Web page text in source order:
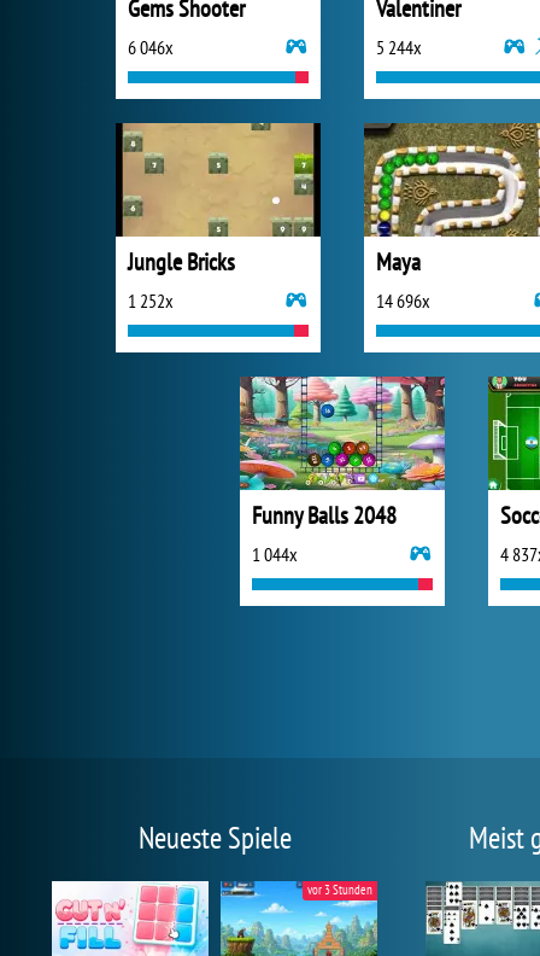
Gems Shooter
6 046x
Valentiner
5 244x
Jungle Bricks
1 252x
Maya
14 696x
Funny Balls 2048
1 044x 4
Neueste Spiele
vor 3 Stunden
Meist